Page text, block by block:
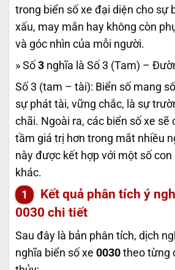
trong biển số xe đại diện cho sự
xấu, may mắn hay không còn
và góc nhìn của mỗi người.
» Số 3 nghĩa là Số 3 (Tam) –
Số 3 (tam – tài): Biển số mang
sự phát tài, vững chắc, là sự
chãi. Ngoài ra, các biển số xe sẽ
tầm giá trị hơn trong mắt nhiều
này được kết hợp với một số con
khác.
Kết quả phân tích ý
0030 chi tiết
Sau đây là bản phân tích, dịch
nghĩa biển số xe 0030 theo từng